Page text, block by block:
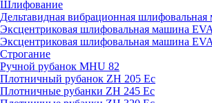
Шлифование
Дельтавидная вибрационная
Эксцентриковая шлифовальная машина
Эксцентриковая шлифовальная машина
Строгание
Ручной рубанок MHU 82
Плотничный рубанок ZH 205 Ec
Плотничные рубанки ZH 245 Ec